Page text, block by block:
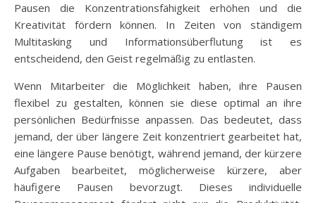
Pausen die Konzentrationsfähigkeit erhöhen und die
Kreativität fördern können. In Zeiten von ständigem
Multitasking und Informationsüberflutung ist es
entscheidend, den Geist regelmäßig zu entlasten.
Wenn Mitarbeiter die Möglichkeit haben, ihre Pausen
flexibel zu gestalten, können sie diese optimal an ihre
persönlichen Bedürfnisse anpassen. Das bedeutet, dass
jemand, der über längere Zeit konzentriert gearbeitet hat,
eine längere Pause benötigt, während jemand, der kürzere
Aufgaben bearbeitet, möglicherweise kürzere, aber
häufigere Pausen bevorzugt. Dieses individuelle